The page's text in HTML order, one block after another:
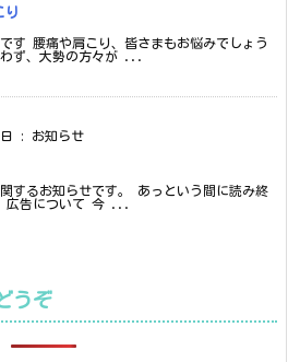
り
す 腰痛や肩こり、皆さまもお悩みでしょう
ず、大勢の方々が ...
: お知らせ
するお知らせです。 あっという間に読み終
広告について 今 ...
うぞ